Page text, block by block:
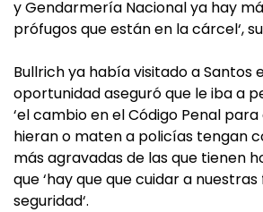
y Gendarmería Nacional ya hay
prófugos que están en la cárcel‘,
Bullrich ya había visitado a Santos
oportunidad aseguró que le iba a
‘el cambio en el Código Penal
hieran o maten a policías tengan
más agravadas de las que tienen
que ‘hay que que cuidar a
seguridad‘.